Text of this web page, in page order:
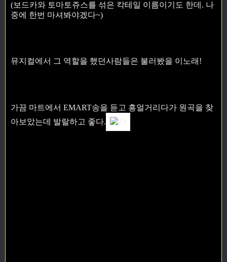
(보드카와 토마토쥬스를 섞은 칵테일 이름이기도 한데. 나
중에 한번 마셔봐야겠다~)
뮤지컬에서 그 역할을 했던사람들은 불러봤을 이노래!
가끔 마트에서 EMART송을 듣고 흥얼거리다가 원곡을 찾
아보았는데 발랄하고 좋다.